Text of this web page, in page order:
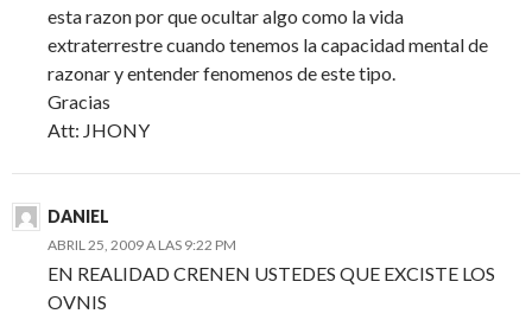
esta razon por que ocultar algo como la vida
extraterrestre cuando tenemos la capacidad mental de
razonar y entender fenomenos de este tipo.
Gracias
Att: JHONY
DANIEL
ABRIL 25, 2009 A LAS 9:22 PM
EN REALIDAD CRENEN USTEDES QUE EXCISTE LOS
OVNIS